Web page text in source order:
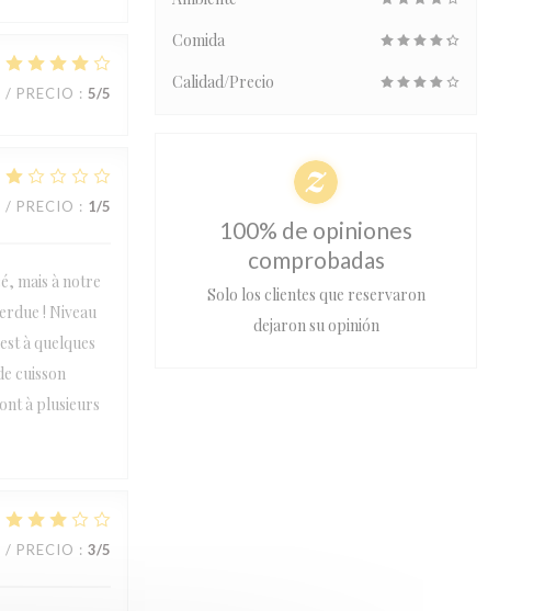
PRECIO : 5/5
PRECIO : 1/5
mais à notre
! Niveau
à quelques
cuisson
à plusieurs
PRECIO : 3/5
Comida
Calidad/Precio
100% de opiniones
comprobadas
Solo los clientes que reservaron
dejaron su opinión